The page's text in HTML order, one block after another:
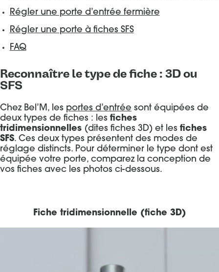
Régler une porte d’entrée fermière
Régler une porte à fiches SFS
FAQ
Reconnaître le type de fiche : 3D ou
SFS
Chez Bel’M, les portes d’entrée sont équipées de
deux types de fiches : les fiches
tridimensionnelles (dites fiches 3D) et les fiches
SFS. Ces deux types présentent des modes de
réglage distincts. Pour déterminer le type dont est
équipée votre porte, comparez la conception de
vos fiches avec les photos ci-dessous.
Fiche tridimensionnelle (fiche 3D)